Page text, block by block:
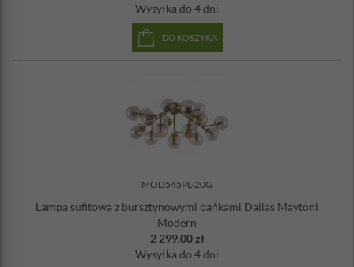
Wysyłka do 4 dni
DO KOSZYKA
MOD545PL-20G
Lampa sufitowa z bursztynowymi bańkami Dallas Maytoni
Modern
2 299,00 zł
Wysyłka do 4 dni